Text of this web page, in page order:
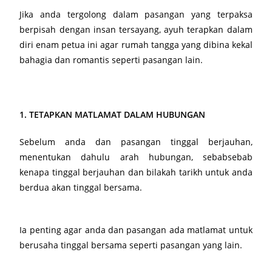
Jika anda tergolong dalam pasangan yang terpaksa
berpisah dengan insan tersayang, ayuh terapkan dalam
diri enam petua ini agar rumah tangga yang dibina kekal
bahagia dan romantis seperti pasangan lain.
1. TETAPKAN MATLAMAT DALAM HUBUNGAN
Sebelum anda dan pasangan tinggal berjauhan,
menentukan dahulu arah hubungan, sebabsebab
kenapa tinggal berjauhan dan bilakah tarikh untuk anda
berdua akan tinggal bersama.
Ia penting agar anda dan pasangan ada matlamat untuk
berusaha tinggal bersama seperti pasangan yang lain.